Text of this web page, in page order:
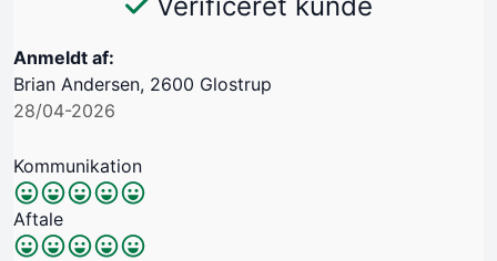
Anmeldt af:
Brian Andersen, 2600 Glostrup
28/04-2026
Kommunikation
Aftale